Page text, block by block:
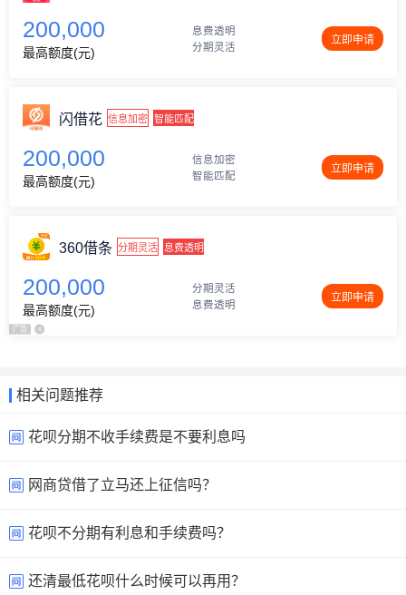
广告 x
200,000
最高额度(元)
息费透明
分期灵活
立即申请
闪借花 信息加密 智能匹配
200,000
最高额度(元)
信息加密
智能匹配
立即申请
360借条 分期灵活 息费透明
200,000
最高额度(元)
分期灵活
息费透明
立即申请
相关问题推荐
花呗分期不收手续费是不要利息吗
网商贷借了立马还上征信吗？
花呗不分期有利息和手续费吗？
还清最低花呗什么时候可以再用？